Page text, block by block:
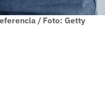
/ Foto: Getty